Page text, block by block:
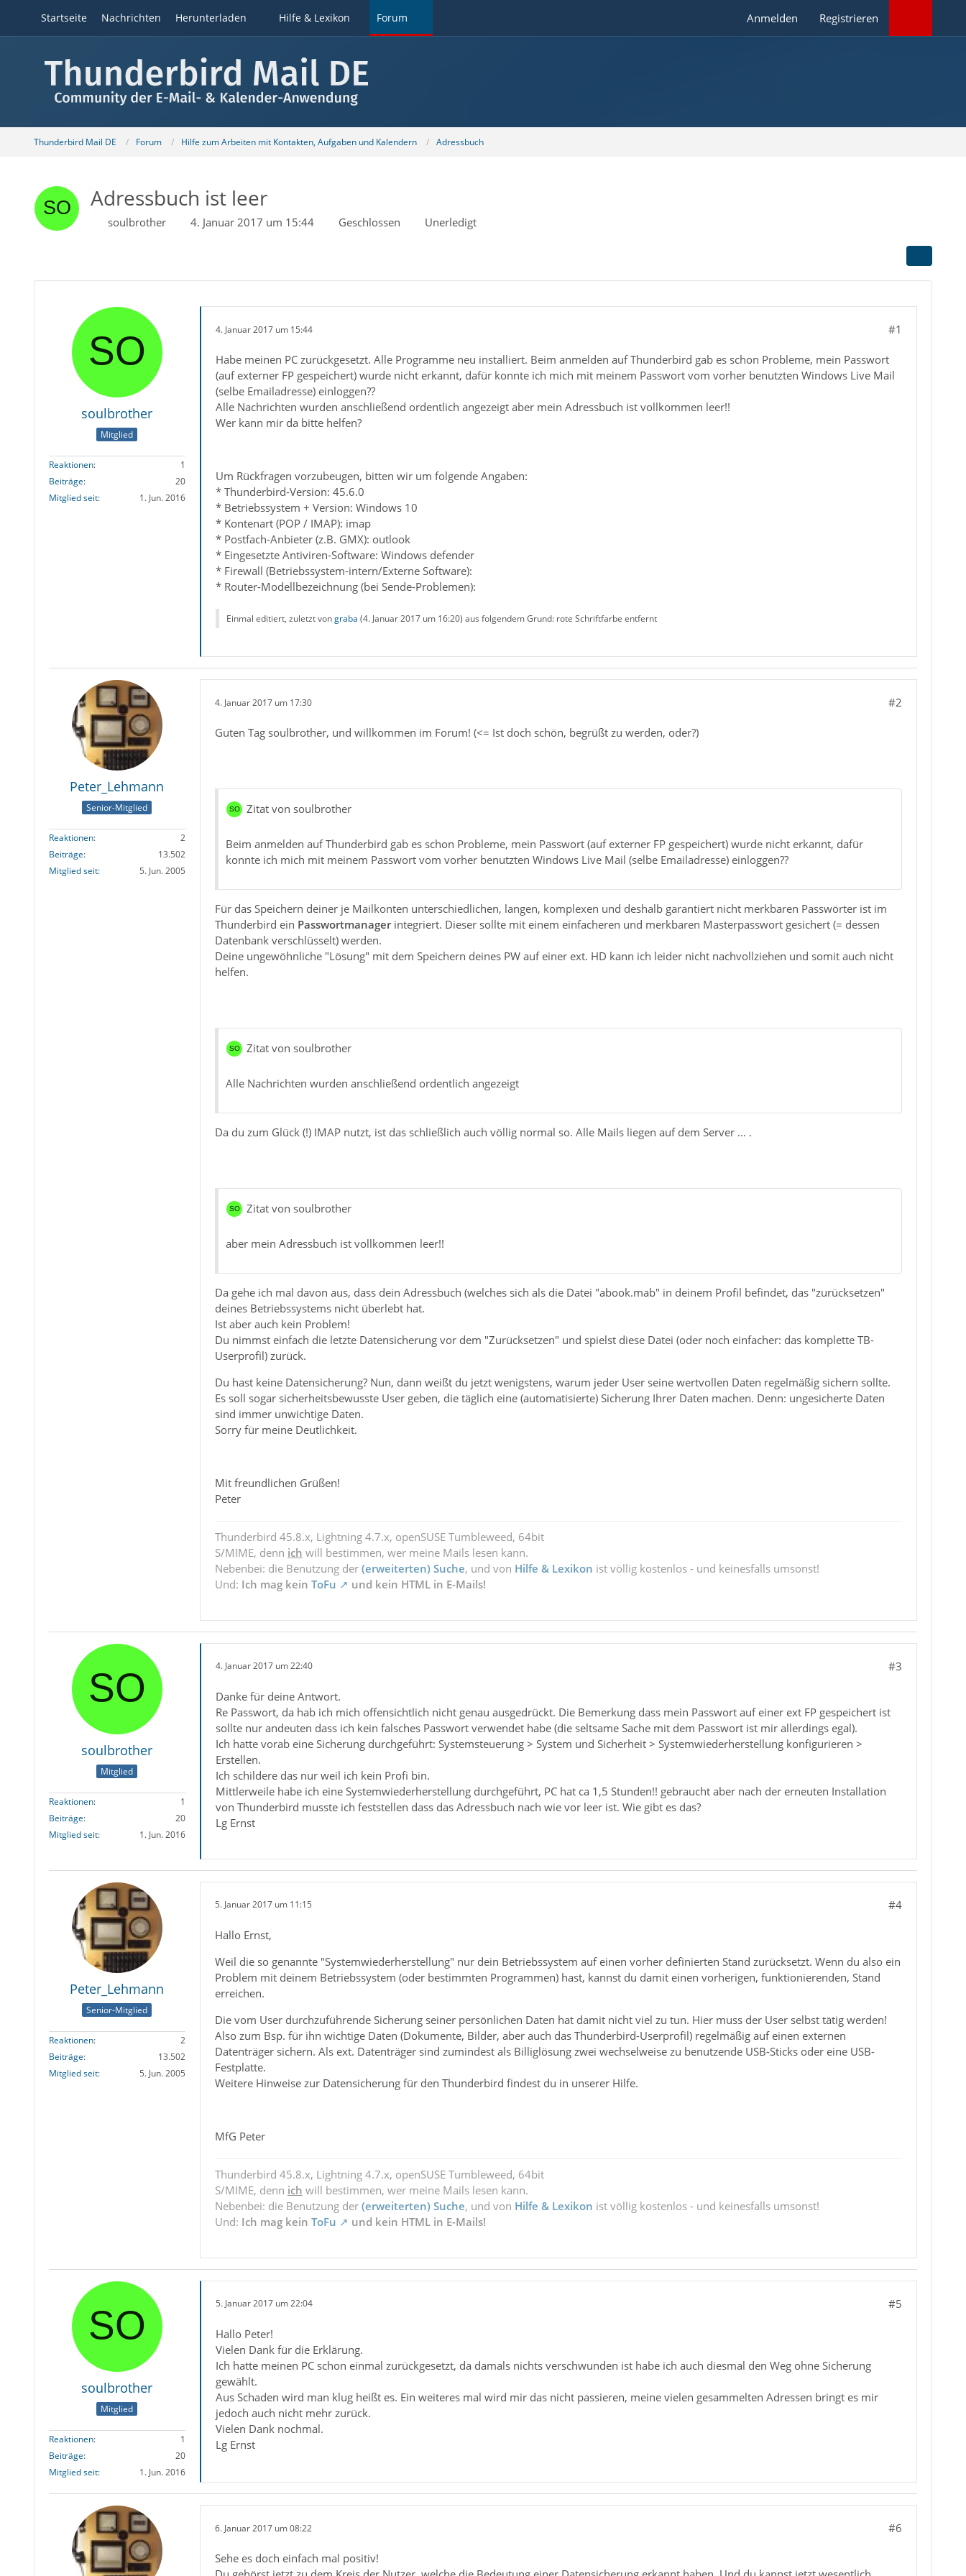
Startseite Nachrichten Herunterladen Hilfe & Lexikon Forum Anmelden Registrieren
Thunderbird Mail DE Forum Hilfe zum Arbeiten mit Kontakten, Aufgaben und Kalendern Adressbuch
Adressbuch ist leer
soulbrother 4. Januar 2017 um 15:44 Geschlossen Unerledigt
soulbrother
Mitglied
Reaktionen
1
Beiträge
20
Mitglied seit
1. Jun. 2016
4. Januar 2017 um 15:44 #1
Habe meinen PC zurückgesetzt. Alle Programme neu installiert. Beim anmelden auf Thunderbird gab es schon Probleme, mein Passwort
(auf externer FP gespeichert) wurde nicht erkannt, dafür konnte ich mich mit meinem Passwort vom vorher benutzten Windows Live Mail
(selbe Emailadresse) einloggen??
Alle Nachrichten wurden anschließend ordentlich angezeigt aber mein Adressbuch ist vollkommen leer!!
Wer kann mir da bitte helfen?
Um Rückfragen vorzubeugen, bitten wir um folgende Angaben:
* Thunderbird-Version: 45.6.0
* Betriebssystem + Version: Windows 10
* Kontenart (POP / IMAP): imap
* Postfach-Anbieter (z.B. GMX): outlook
* Eingesetzte Antiviren-Software: Windows defender
* Firewall (Betriebssystem-intern/Externe Software):
* Router-Modellbezeichnung (bei Sende-Problemen):
Einmal editiert, zuletzt vongraba (4. Januar 2017 um 16:20) aus folgendem Grund: rote Schriftfarbe entfernt
Peter_Lehmann
Senior-Mitglied
Reaktionen
2
Beiträge
13.502
Mitglied seit
5. Jun. 2005
4. Januar 2017 um 17:30 #2
Guten Tag soulbrother, und willkommen im Forum! (<= Ist doch schön, begrüßt zu werden, oder?)
Zitat von soulbrother
Beim anmelden auf Thunderbird gab es schon Probleme, mein Passwort (auf externer FP gespeichert) wurde nicht erkannt, dafür
konnte ich mich mit meinem Passwort vom vorher benutzten Windows Live Mail (selbe Emailadresse) einloggen??
Für das Speichern deiner je Mailkonten unterschiedlichen, langen, komplexen und deshalb garantiert nicht merkbaren Passwörter ist im
Thunderbird ein Passwortmanagerintegriert. Dieser sollte mit einem einfacheren und merkbaren Masterpasswort gesichert (= dessen
Datenbank verschlüsselt) werden.
Deine ungewöhnliche "Lösung" mit dem Speichern deines PW auf einer ext. HD kann ich leider nicht nachvollziehen und somit auch nicht
helfen.
Zitat von soulbrother
Alle Nachrichten wurden anschließend ordentlich angezeigt
Da du zum Glück (!) IMAP nutzt, ist das schließlich auch völlig normal so. Alle Mails liegen auf dem Server ... .
Zitat von soulbrother
aber mein Adressbuch ist vollkommen leer!!
Da gehe ich mal davon aus, dass dein Adressbuch (welches sich als die Datei "abook.mab" in deinem Profil befindet, das "zurücksetzen"
deines Betriebssystems nicht überlebt hat.
Ist aber auch kein Problem!
Du nimmst einfach die letzte Datensicherung vor dem "Zurücksetzen" und spielst diese Datei (oder noch einfacher: das komplette TB-
Userprofil) zurück.
Du hast keine Datensicherung? Nun, dann weißt du jetzt wenigstens, warum jeder User seine wertvollen Daten regelmäßig sichern sollte.
Es soll sogar sicherheitsbewusste User geben, die täglich eine (automatisierte) Sicherung Ihrer Daten machen. Denn: ungesicherte Daten
sind immer unwichtige Daten.
Sorry für meine Deutlichkeit.
Mit freundlichen Grüßen!
Peter
Thunderbird 45.8.x, Lightning 4.7.x, openSUSE Tumbleweed, 64bit
S/MIME, denn ich will bestimmen, wer meine Mails lesen kann.
Nebenbei: die Benutzung der (erweiterten) Suche, und von Hilfe & Lexikon ist völlig kostenlos - und keinesfalls umsonst!
Und: Ich mag kein ToFu und kein HTML in E-Mails!
soulbrother
Mitglied
Reaktionen
1
Beiträge
20
Mitglied seit
1. Jun. 2016
4. Januar 2017 um 22:40 #3
Danke für deine Antwort.
Re Passwort, da hab ich mich offensichtlich nicht genau ausgedrückt. Die Bemerkung dass mein Passwort auf einer ext FP gespeichert ist
sollte nur andeuten dass ich kein falsches Passwort verwendet habe (die seltsame Sache mit dem Passwort ist mir allerdings egal).
Ich hatte vorab eine Sicherung durchgeführt: Systemsteuerung > System und Sicherheit > Systemwiederherstellung konfigurieren >
Erstellen.
Ich schildere das nur weil ich kein Profi bin.
Mittlerweile habe ich eine Systemwiederherstellung durchgeführt, PC hat ca 1,5 Stunden!! gebraucht aber nach der erneuten Installation
von Thunderbird musste ich feststellen dass das Adressbuch nach wie vor leer ist. Wie gibt es das?
Lg Ernst
Peter_Lehmann
Senior-Mitglied
Reaktionen
2
Beiträge
13.502
Mitglied seit
5. Jun. 2005
5. Januar 2017 um 11:15 #4
Hallo Ernst,
Weil die so genannte "Systemwiederherstellung" nur dein Betriebssystem auf einen vorher definierten Stand zurücksetzt. Wenn du also ein
Problem mit deinem Betriebssystem (oder bestimmten Programmen) hast, kannst du damit einen vorherigen, funktionierenden, Stand
erreichen.
Die vom User durchzuführende Sicherung seiner persönlichen Daten hat damit nicht viel zu tun. Hier muss der User selbst tätig werden!
Also zum Bsp. für ihn wichtige Daten (Dokumente, Bilder, aber auch das Thunderbird-Userprofil) regelmäßig auf einen externen
Datenträger sichern. Als ext. Datenträger sind zumindest als Billiglösung zwei wechselweise zu benutzende USB-Sticks oder eine USB-
Festplatte.
Weitere Hinweise zur Datensicherung für den Thunderbird findest du in unserer Hilfe.
MfG Peter
Thunderbird 45.8.x, Lightning 4.7.x, openSUSE Tumbleweed, 64bit
S/MIME, denn ich will bestimmen, wer meine Mails lesen kann.
Nebenbei: die Benutzung der (erweiterten) Suche, und von Hilfe & Lexikon ist völlig kostenlos - und keinesfalls umsonst!
Und: Ich mag kein ToFu und kein HTML in E-Mails!
soulbrother
Mitglied
Reaktionen
1
Beiträge
20
Mitglied seit
1. Jun. 2016
5. Januar 2017 um 22:04 #5
Hallo Peter!
Vielen Dank für die Erklärung.
Ich hatte meinen PC schon einmal zurückgesetzt, da damals nichts verschwunden ist habe ich auch diesmal den Weg ohne Sicherung
gewählt.
Aus Schaden wird man klug heißt es. Ein weiteres mal wird mir das nicht passieren, meine vielen gesammelten Adressen bringt es mir
jedoch auch nicht mehr zurück.
Vielen Dank nochmal.
Lg Ernst
6. Januar 2017 um 08:22 #6
Sehe es doch einfach mal positiv!